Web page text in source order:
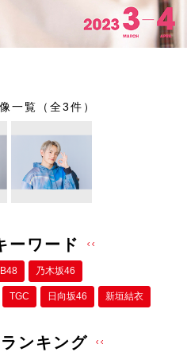
一覧（全3件）
ーワード
乃木坂46
TGC 日向坂46 新垣結衣
ンキング